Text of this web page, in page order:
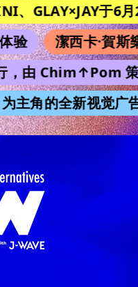
于6月21日在《
西卡·賀斯樂的惊悚
策划。
全新视觉广告。